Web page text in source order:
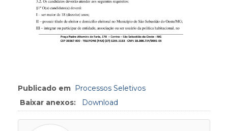
Publicado em Processos Seletivos
Baixar anexos:
Download